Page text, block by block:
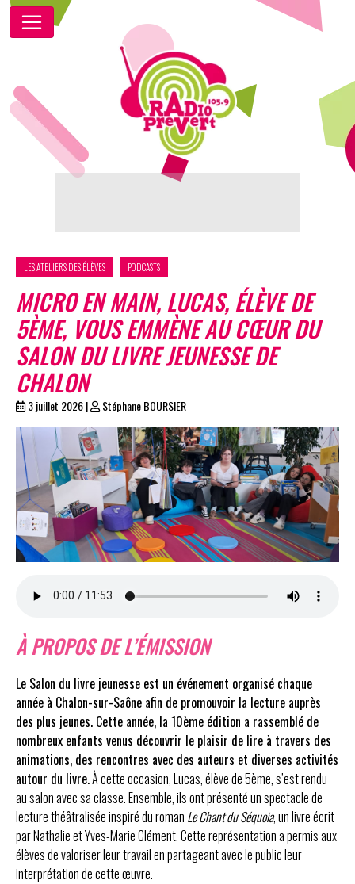
LES ATELIERS DES ÉLÈVES PODCASTS
MICRO EN MAIN, LUCAS, ÉLÈVE DE
5ÈME, VOUS EMMÈNE AU CŒUR DU
SALON DU LIVRE JEUNESSE DE
CHALON
3 juillet 2026| Stéphane BOURSIER
À PROPOS DE L’ÉMISSION
Le Salon du livre jeunesse est un événement organisé chaque
année à Chalon-sur-Saône afin de promouvoir la lecture auprès
des plus jeunes. Cette année, la 10ème édition a rassemblé de
nombreux enfants venus découvrir le plaisir de lire à travers des
animations, des rencontres avec des auteurs et diverses activités
autour du livre.À cette occasion, Lucas, élève de 5ème, s’est rendu
au salon avec sa classe. Ensemble, ils ont présenté un spectacle de
lecture théâtralisée inspiré du roman Le Chant du Séquoia, un livre écrit
par Nathalie et Yves-Marie Clément. Cette représentation a permis aux
élèves de valoriser leur travail en partageant avec le public leur
interprétation de cette œuvre.